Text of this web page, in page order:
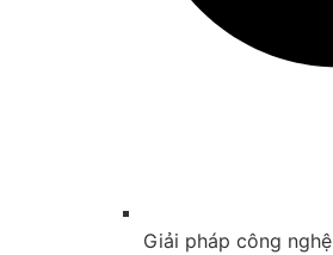
Giải pháp công nghệ